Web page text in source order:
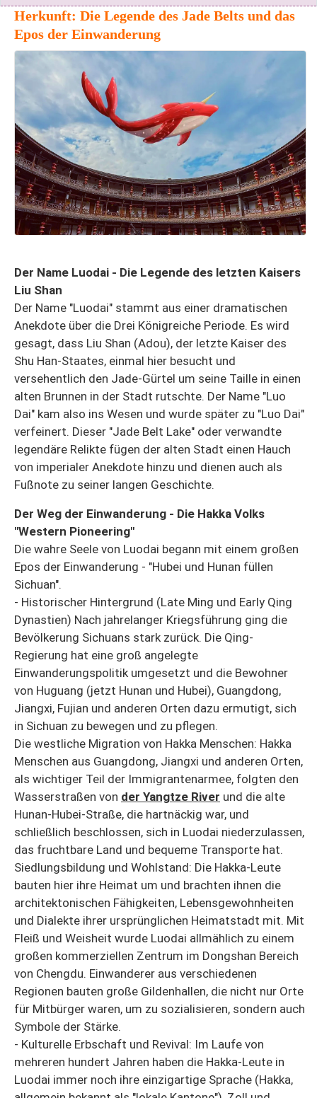
Herkunft: Die Legende des Jade Belts und das
Epos der Einwanderung
Der Name Luodai - Die Legende des letzten Kaisers
Liu Shan
Der Name "Luodai" stammt aus einer dramatischen
Anekdote über die Drei Königreiche Periode. Es wird
gesagt, dass Liu Shan (Adou), der letzte Kaiser des
Shu Han-Staates, einmal hier besucht und
versehentlich den Jade-Gürtel um seine Taille in einen
alten Brunnen in der Stadt rutschte. Der Name "Luo
Dai" kam also ins Wesen und wurde später zu "Luo Dai"
verfeinert. Dieser "Jade Belt Lake" oder verwandte
legendäre Relikte fügen der alten Stadt einen Hauch
von imperialer Anekdote hinzu und dienen auch als
Fußnote zu seiner langen Geschichte.
Der Weg der Einwanderung - Die Hakka Volks
"Western Pioneering"
Die wahre Seele von Luodai begann mit einem großen
Epos der Einwanderung - "Hubei und Hunan füllen
Sichuan".
- Historischer Hintergrund (Late Ming und Early Qing
Dynastien) Nach jahrelanger Kriegsführung ging die
Bevölkerung Sichuans stark zurück. Die Qing-
Regierung hat eine groß angelegte
Einwanderungspolitik umgesetzt und die Bewohner
von Huguang (jetzt Hunan und Hubei), Guangdong,
Jiangxi, Fujian und anderen Orten dazu ermutigt, sich
in Sichuan zu bewegen und zu pflegen.
Die westliche Migration von Hakka Menschen: Hakka
Menschen aus Guangdong, Jiangxi und anderen Orten,
als wichtiger Teil der Immigrantenarmee, folgten den
Wasserstraßen von der Yangtze River und die alte
Hunan-Hubei-Straße, die hartnäckig war, und
schließlich beschlossen, sich in Luodai niederzulassen,
das fruchtbare Land und bequeme Transporte hat.
Siedlungsbildung und Wohlstand: Die Hakka-Leute
bauten hier ihre Heimat um und brachten ihnen die
architektonischen Fähigkeiten, Lebensgewohnheiten
und Dialekte ihrer ursprünglichen Heimatstadt mit. Mit
Fleiß und Weisheit wurde Luodai allmählich zu einem
großen kommerziellen Zentrum im Dongshan Bereich
von Chengdu. Einwanderer aus verschiedenen
Regionen bauten große Gildenhallen, die nicht nur Orte
für Mitbürger waren, um zu sozialisieren, sondern auch
Symbole der Stärke.
- Kulturelle Erbschaft und Revival: Im Laufe von
mehreren hundert Jahren haben die Hakka-Leute in
Luodai immer noch ihre einzigartige Sprache (Hakka,